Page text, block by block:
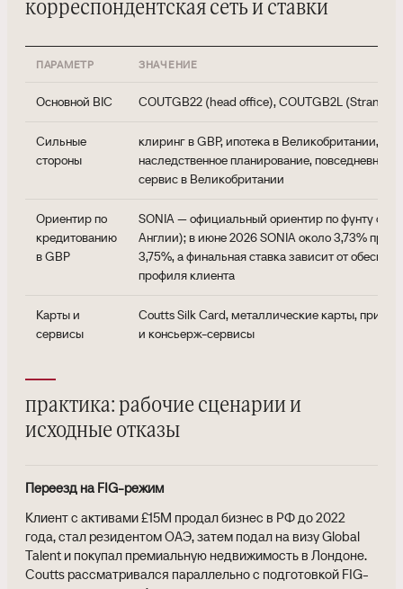
корреспондентская сеть и ставки
ПАРАМЕТР ЗНАЧЕНИЕ
Основной BIC COUTGB22 (head office), COUTGB2L (Strand
Сильные
стороны
клиринг в GBP, ипотека в Великобритании,
наследственное планирование, повседневный
сервис в Великобритании
Ориентир по
кредитованию
в GBP
SONIA — официальный ориентир по фунту
Англии); в июне 2026 SONIA около 3,73% при
3,75%, а финальная ставка зависит от
профиля клиента
Карты и
сервисы
Coutts Silk Card, металлические карты,
и консьерж-сервисы
практика: рабочие сценарии и
исходные отказы
Переезд на FIG-режим
Клиент с активами £15M продал бизнес в РФ до 2022
года, стал резидентом ОАЭ, затем подал на визу Global
Talent и покупал премиальную недвижимость в Лондоне.
Coutts рассматривался параллельно с подготовкой FIG-